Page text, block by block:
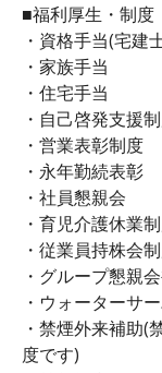
■福利厚生・制度
・資格手当(宅建
・家族手当
・住宅手当
・自己啓発支援
・営業表彰制度
・永年勤続表彰
・社員懇親会
・育児介護休業
・従業員持株会
・グループ懇親
・ウォーターサ
・禁煙外来補助(
度です)